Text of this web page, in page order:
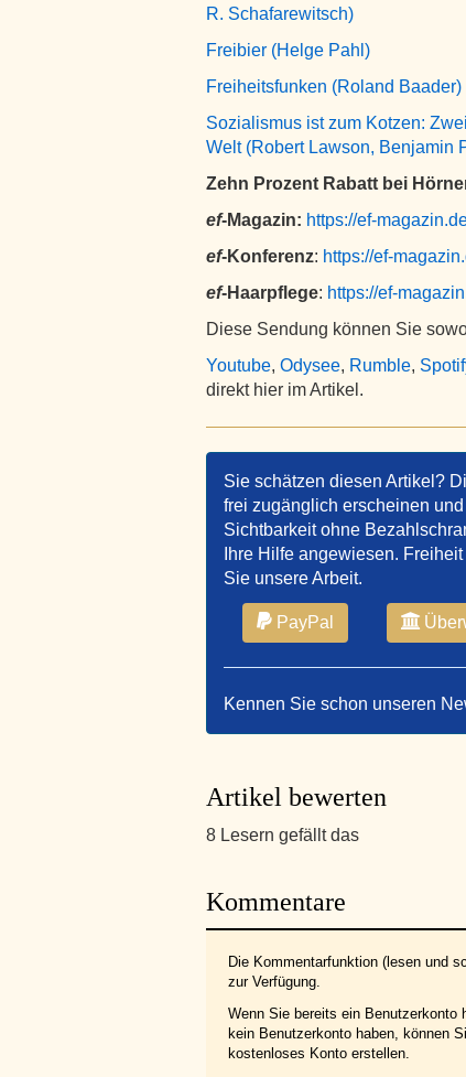
R. Schafarewitsch)
Freibier (Helge Pahl)
Freiheitsfunken (Roland Baader)
Sozialismus ist zum Kotzen:
Welt (Robert Lawson, Benjamin
Zehn Prozent Rabatt bei
ef-Magazin: https://ef-
ef-Konferenz: https://ef-
ef-Haarpflege: https://ef-
Diese Sendung können Sie
Youtube, Odysee, Rumble,
direkt hier im Artikel.
Sie schätzen diesen Artikel?
frei zugänglich erscheinen
Sichtbarkeit ohne
Ihre Hilfe angewiesen.
Sie unsere Arbeit.
PayPal
Kennen Sie schon unseren
Artikel bewerten
8 Lesern gefällt das
Kommentare
Die Kommentarfunktion (lesen und
zur Verfügung.
Wenn Sie bereits ein Benutzerkonto
kein Benutzerkonto haben, können
kostenloses Konto erstellen.